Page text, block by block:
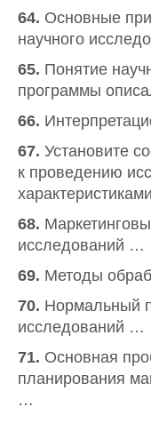
64. Основные
научного
65. Понятие
программы
66.
67. Установите
к проведению
68.
исследований …
69. Методы
70. Нормальный
исследований …
71. Основная
планирования
…